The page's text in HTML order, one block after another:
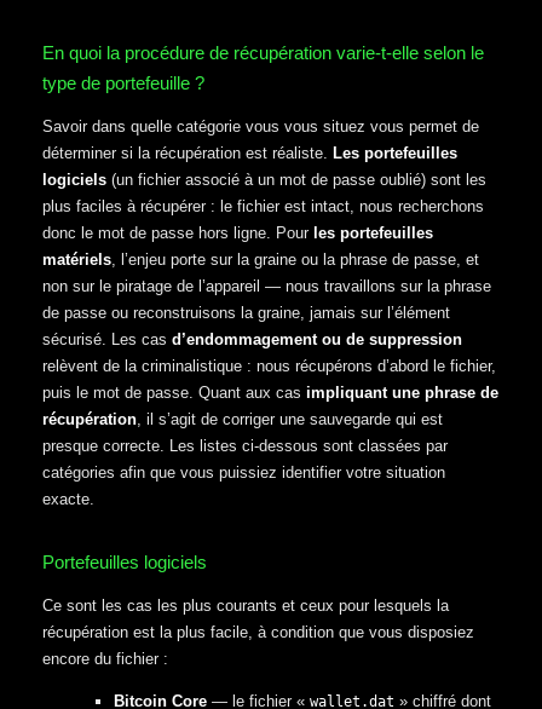
En quoi la procédure de récupération varie-t-elle selon le
type de portefeuille ?
Savoir dans quelle catégorie vous vous situez vous permet de
déterminer si la récupération est réaliste. Les portefeuilles
logiciels (un fichier associé à un mot de passe oublié) sont les
plus faciles à récupérer : le fichier est intact, nous recherchons
donc le mot de passe hors ligne. Pour les portefeuilles
matériels , l’enjeu porte sur la graine ou la phrase de passe, et
non sur le piratage de l’appareil — nous travaillons sur la phrase
de passe ou reconstruisons la graine, jamais sur l’élément
sécurisé. Les cas d’endommagement ou de suppression
relèvent de la criminalistique : nous récupérons d’abord le fichier,
puis le mot de passe. Quant aux cas impliquant une phrase de
récupération , il s’agit de corriger une sauvegarde qui est
presque correcte. Les listes ci-dessous sont classées par
catégories afin que vous puissiez identifier votre situation
exacte.
Portefeuilles logiciels
Ce sont les cas les plus courants et ceux pour lesquels la
récupération est la plus facile, à condition que vous disposiez
encore du fichier :
Bitcoin Core— le fichier « wallet.dat » chiffré dont